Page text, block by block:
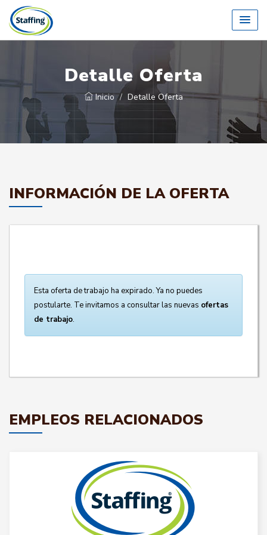
Detalle Oferta
Inicio Detalle Oferta
INFORMACIÓN DE LA OFERTA
Esta oferta de trabajo ha expirado. Ya no puedes
postularte. Te invitamos a consultar las nuevas ofertas
de trabajo.
EMPLEOS RELACIONADOS